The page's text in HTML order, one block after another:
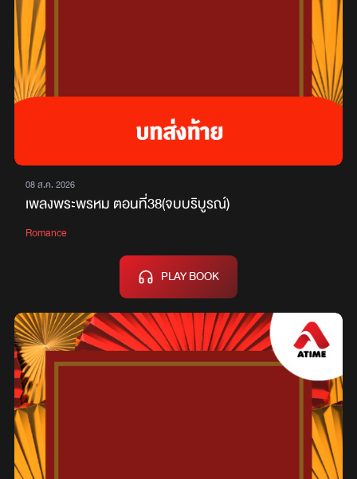
08 ส.ค. 2026
เพลงพระพรหม ตอนที่38(จบบริบูรณ์)
Romance
PLAY BOOK